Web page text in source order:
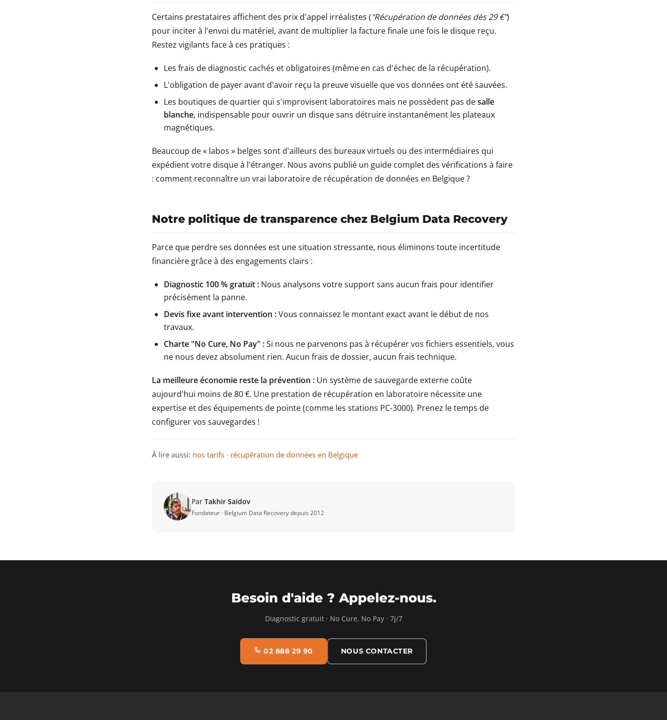
Certains prestataires affichent des prix d'appel irréalistes ("Récupération de données dès 29 €")
pour inciter à l'envoi du matériel, avant de multiplier la facture finale une fois le disque reçu.
Restez vigilants face à ces pratiques :
Les frais de diagnostic cachés et obligatoires (même en cas d'échec de la récupération).
L'obligation de payer avant d'avoir reçu la preuve visuelle que vos données ont été sauvées.
Les boutiques de quartier qui s'improvisent laboratoires mais ne possèdent pas desalle
blanche, indispensable pour ouvrir un disque sans détruire instantanément les plateaux
magnétiques.
Beaucoup de « labos » belges sont d'ailleurs des bureaux virtuels ou des intermédiaires qui
expédient votre disque à l'étranger. Nous avons publié un guide complet des vérifications à faire
: comment reconnaître un vrai laboratoire de récupération de données en Belgique ?
Notre politique de transparence chez Belgium Data Recovery
Parce que perdre ses données est une situation stressante, nous éliminons toute incertitude
financière grâce à des engagements clairs :
Diagnostic 100 % gratuit : Nous analysons votre support sans aucun frais pour identifier
précisément la panne.
Devis fixe avant intervention :Vous connaissez le montant exact avant le début de nos
travaux.
Charte "No Cure, No Pay" :Si nous ne parvenons pas à récupérer vos fichiers essentiels, vous
ne nous devez absolument rien. Aucun frais de dossier, aucun frais technique.
La meilleure économie reste la prévention : Un système de sauvegarde externe coûte
aujourd'hui moins de 80 €. Une prestation de récupération en laboratoire nécessite une
expertise et des équipements de pointe (comme les stations PC-3000). Prenez le temps de
configurer vos sauvegardes !
À lire aussi: nos tarifs · récupération de données en Belgique
Par Takhir Saidov
Fondateur · Belgium Data Recovery depuis 2012
Besoin d'aide ? Appelez-nous.
Diagnostic gratuit · No Cure, No Pay · 7j/7
02 888 29 90 NOUS CONTACTER